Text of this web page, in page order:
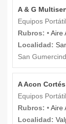
A & G
Equipos
Rubros: •Aire
Localidad:
San
A Acon
Equipos
Rubros: •Aire
Localidad: